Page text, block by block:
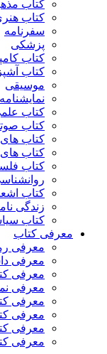
کتاب
کتاب
سفرنامه
پزشکی
کتاب
کتاب
موسیقی
کتاب
کتاب
کتاب های
کتاب
کتاب
کتاب
زندگی
کتاب
معرفی کتاب
معرفی
معرفی
معرفی
معرفی
معرفی
معرفی
معرفی
معرفی